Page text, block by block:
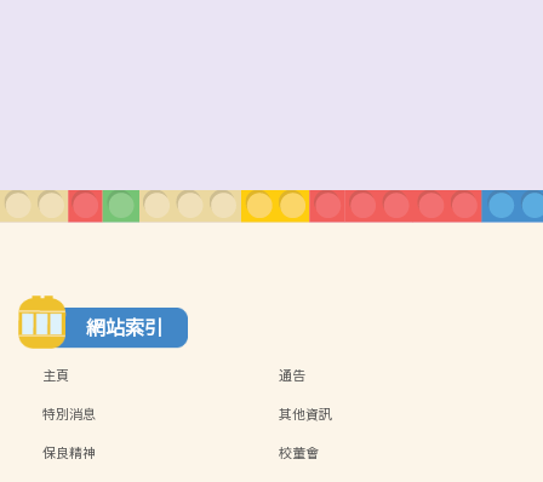
網站索引
主頁
通告
特別消息
其他資訊
保良精神
校董會